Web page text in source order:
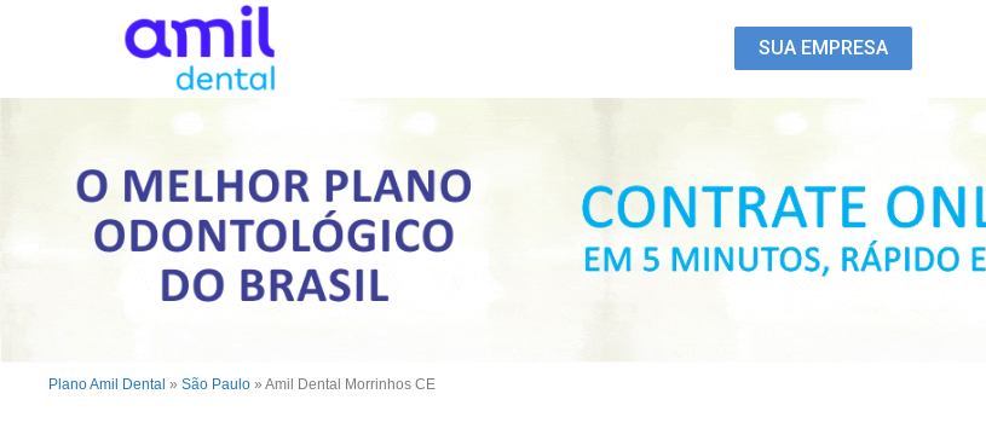
SUA EMPRESA
Plano Amil Dental » São Paulo » Amil Dental Morrinhos CE